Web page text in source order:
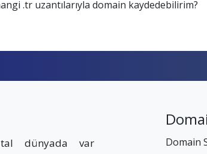
.tr uzantılarıyla domain kaydedebilirim?
dünyada var Domain